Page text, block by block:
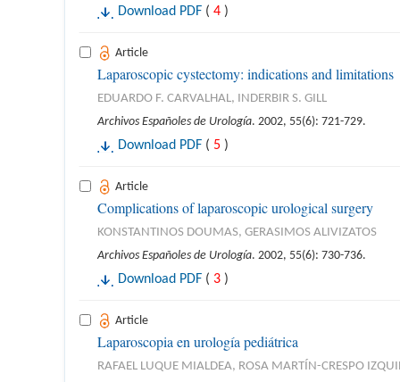
Download PDF ( 4 )
Article
Laparoscopic cystectomy: indications and limitations
EDUARDO F. CARVALHAL, INDERBIR S. GILL
Archivos Españoles de Urología. 2002, 55(6): 721-729.
Download PDF ( 5 )
Article
Complications of laparoscopic urological surgery
KONSTANTINOS DOUMAS, GERASIMOS ALIVIZATOS
Archivos Españoles de Urología. 2002, 55(6): 730-736.
Download PDF ( 3 )
Article
Laparoscopia en urología pediátrica
RAFAEL LUQUE MIALDEA, ROSA MARTÍN-CRESPO